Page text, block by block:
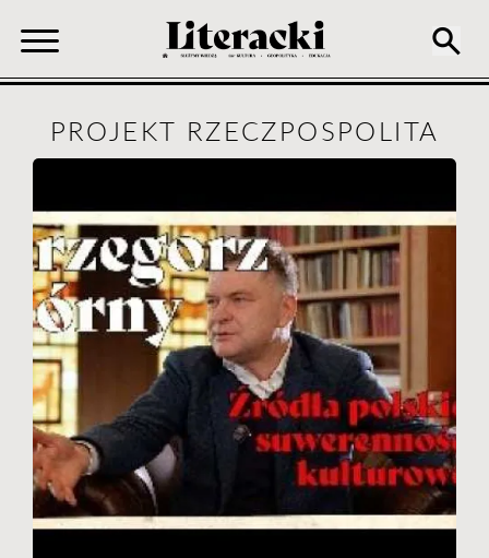
Ścieżka
PROJEKT RZECZPOSPOLITA